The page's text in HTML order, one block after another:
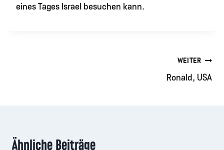
eines Tages Israel besuchen kann.
WEITER
Ronald, USA
Ähnliche Beiträge